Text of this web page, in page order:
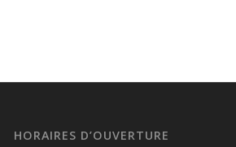
HORAIRES D’OUVERTURE